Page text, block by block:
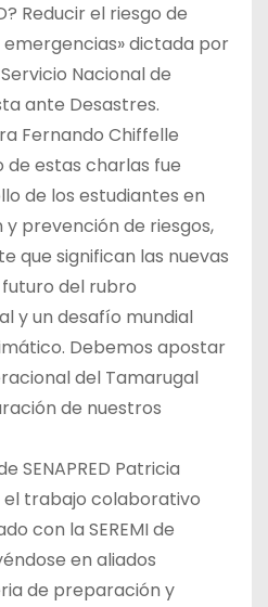
Reducir el riesgo de
dictada por
Nacional de
ante Desastres.
Fernando Chiffelle
de estas charlas fue
de los estudiantes en
prevención de riesgos,
que significan las nuevas
del rubro
y un desafío mundial
Debemos apostar
del Tamarugal
de nuestros
SENAPRED Patricia
trabajo colaborativo
con la SEREMI de
en aliados
de preparación y